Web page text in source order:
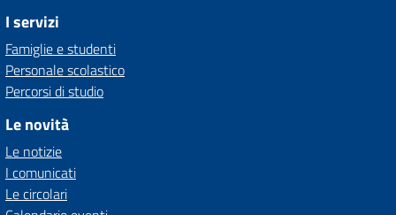
I servizi
Famiglie e studenti
Personale scolastico
Percorsi di studio
Le novità
Le notizie
I comunicati
Le circolari